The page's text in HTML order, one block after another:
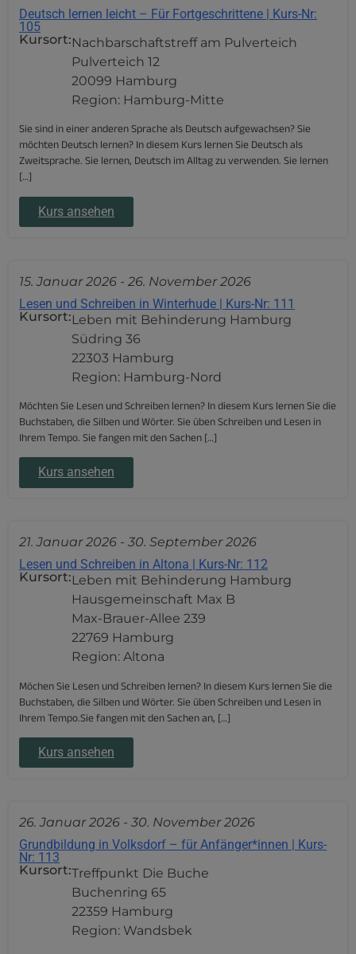
Deutsch lernen leicht – Für Fortgeschrittene | Kurs-Nr:
105
Kursort:Nachbarschaftstreff am Pulverteich
Pulverteich 12
20099 Hamburg
Region: Hamburg-Mitte
Sie sind in einer anderen Sprache als Deutsch aufgewachsen? Sie
möchten Deutsch lernen? In diesem Kurs lernen Sie Deutsch als
Zweitsprache. Sie lernen, Deutsch im Alltag zu verwenden. Sie lernen
[…]
Kurs ansehen
15. Januar 2026 - 26. November 2026
Lesen und Schreiben in Winterhude | Kurs-Nr: 111
Kursort:Leben mit Behinderung Hamburg
Südring 36
22303 Hamburg
Region: Hamburg-Nord
Möchten Sie Lesen und Schreiben lernen? In diesem Kurs lernen Sie die
Buchstaben, die Silben und Wörter. Sie üben Schreiben und Lesen in
Ihrem Tempo. Sie fangen mit den Sachen […]
Kurs ansehen
21. Januar 2026 - 30. September 2026
Lesen und Schreiben in Altona | Kurs-Nr: 112
Kursort:Leben mit Behinderung Hamburg
Hausgemeinschaft Max B
Max-Brauer-Allee 239
22769 Hamburg
Region: Altona
Möchen Sie Lesen und Schreiben lernen? In diesem Kurs lernen Sie die
Buchstaben, die Silben und Wörter. Sie üben Schreiben und Lesen in
Ihrem Tempo.Sie fangen mit den Sachen an, […]
Kurs ansehen
26. Januar 2026 - 30. November 2026
Grundbildung in Volksdorf – für Anfänger*innen | Kurs-
Nr: 113
Kursort:Treffpunkt Die Buche
Buchenring 65
22359 Hamburg
Region: Wandsbek